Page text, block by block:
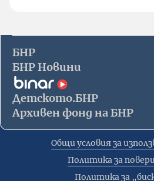
БНР
БНР Новини
Детското.БНР
Архивен фонд на БНР
Общи условия за
Политика за
Политика за